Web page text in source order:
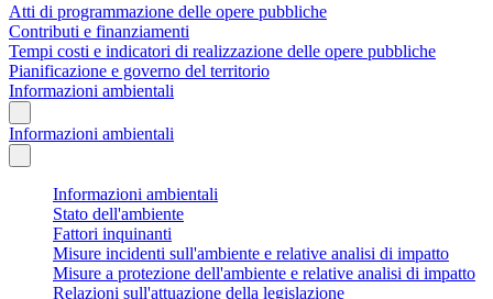
Atti di programmazione delle opere pubbliche
Contributi e finanziamenti
Tempi costi e indicatori di realizzazione delle opere pubbliche
Pianificazione e governo del territorio
Informazioni ambientali
Informazioni ambientali
Informazioni ambientali
Stato dell'ambiente
Fattori inquinanti
Misure incidenti sull'ambiente e relative analisi di impatto
Misure a protezione dell'ambiente e relative analisi di impatto
Relazioni sull'attuazione della legislazione